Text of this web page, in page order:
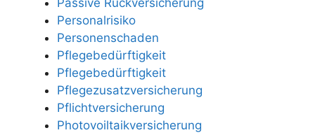
Passive Rückversicherung
Personalrisiko
Personenschaden
Pflegebedürftigkeit
Pflegebedürftigkeit
Pflegezusatzversicherung
Pflichtversicherung
Photovoiltaikversicherung